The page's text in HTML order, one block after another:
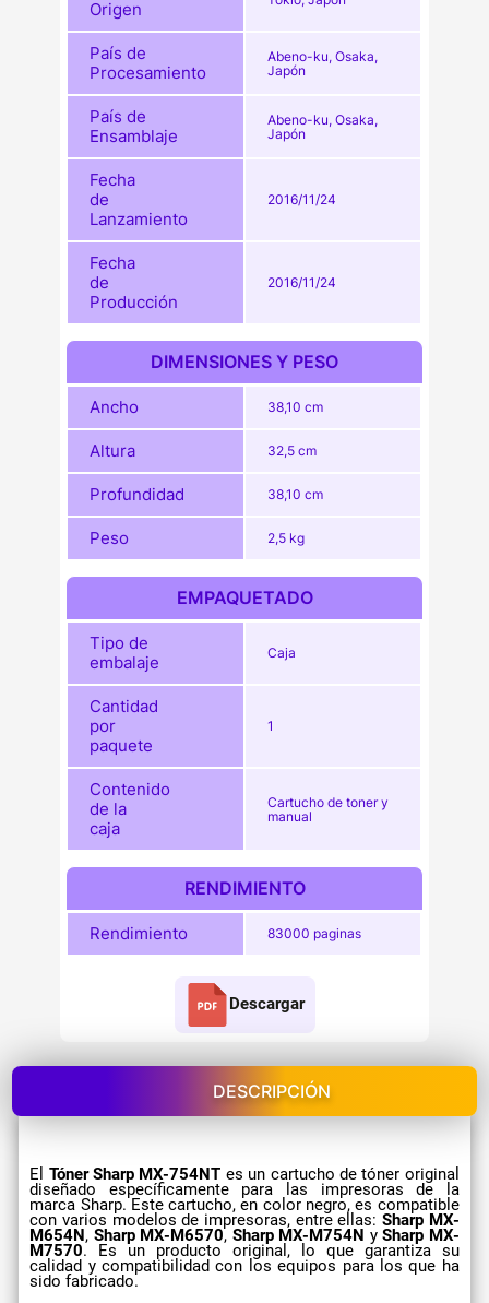
Origen
País de
Procesamiento
Abeno-ku, Osaka,
Japón
País de
Ensamblaje
Abeno-ku, Osaka,
Japón
Fecha
de
Lanzamiento
2016/11/24
Fecha
de
Producción
2016/11/24
DIMENSIONES Y PESO
Ancho 38,10 cm
Altura 32,5 cm
Profundidad 38,10 cm
Peso 2,5 kg
EMPAQUETADO
Tipo de
embalaje
Caja
Cantidad
por
paquete
1
Contenido
de la
caja
Cartucho de toner y
manual
RENDIMIENTO
Rendimiento 83000 paginas
Descargar
DESCRIPCIÓN
El Tóner Sharp MX-754NT es un cartucho de tóner original
diseñado específicamente para las impresoras de la
marca Sharp. Este cartucho, en color negro, es compatible
con varios modelos de impresoras, entre ellas: Sharp MX-
M654N , Sharp MX-M6570, Sharp MX-M754N ySharp MX-
M7570. Es un producto original, lo que garantiza su
calidad y compatibilidad con los equipos para los que ha
sido fabricado.